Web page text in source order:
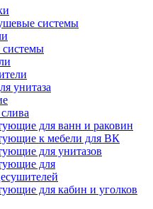
системы
унитаза
для ванн и раковин
к мебели для ВК
для унитазов
для
для кабин и уголков